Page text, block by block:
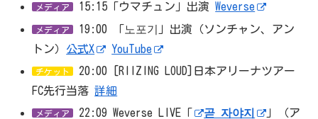
メディア 15:15「ウマチュン」出演Weverse
メディア
19:00 「노포기」出演（ソンチャン、アン
トン） 公式X YouTube
チケット
20:00 [RIIZING LOUD]日本アリーナツアー
FC先行当落詳細
メディア 22:09 Weverse LIVE「 곧 자야지
」（ア